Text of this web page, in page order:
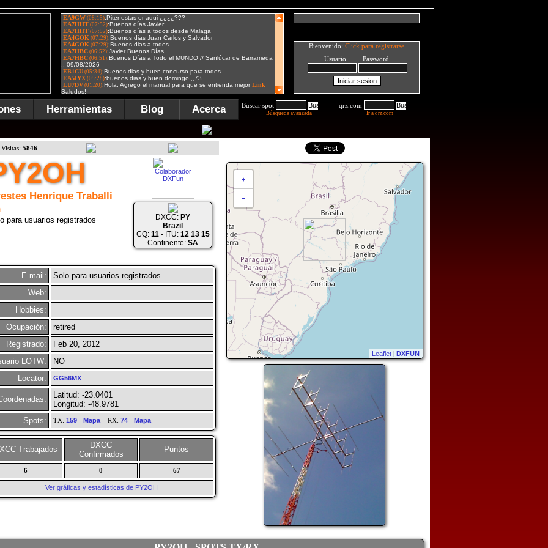
Bienvenido: Click para registrarse
Usuario Password
Herramientas Blog Acerca Buscar spot
Búsqueda avanzada
qrz.com
Ir a qrz.com
Visitas: 5846
+
−
Leaflet| DXFUN
Henrique Traballi
para usuarios registrados DXCC: PY
Brazil
CQ: 11- ITU: 12 13 15
Continente: SA
E-mail:
Solo para usuarios registrados
Web:
Hobbies:
Ocupación:
retired
Registrado:
Feb 20, 2012
LOTW:
NO
Locator:
GG56MX
Latitud: -23.0401
Longitud: -48.9781
Spots:
TX: 159 - Mapa RX: 74 - Mapa
Trabajados
DXCC
Confirmados
Puntos
6 0 67
Ver gráficas y estadísticas de PY2OH